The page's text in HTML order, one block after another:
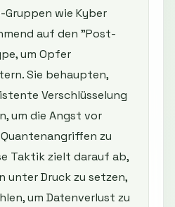
Gruppen wie Kyber
auf den "Post-
um Opfer
Sie behaupten,
Verschlüsselung
um die Angst vor
zu
Taktik zielt darauf ab,
unter Druck zu setzen,
um Datenverlust zu